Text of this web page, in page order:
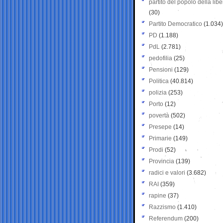
partito del popolo della
(30)
Partito Democratico (1.034)
PD (1.188)
PdL (2.781)
pedofilia (25)
Pensioni (129)
Politica (40.814)
polizia (253)
Porto (12)
povertà (502)
Presepe (14)
Primarie (149)
Prodi (52)
Provincia (139)
radici e valori (3.682)
RAI (359)
rapine (37)
Razzismo (1.410)
Referendum (200)